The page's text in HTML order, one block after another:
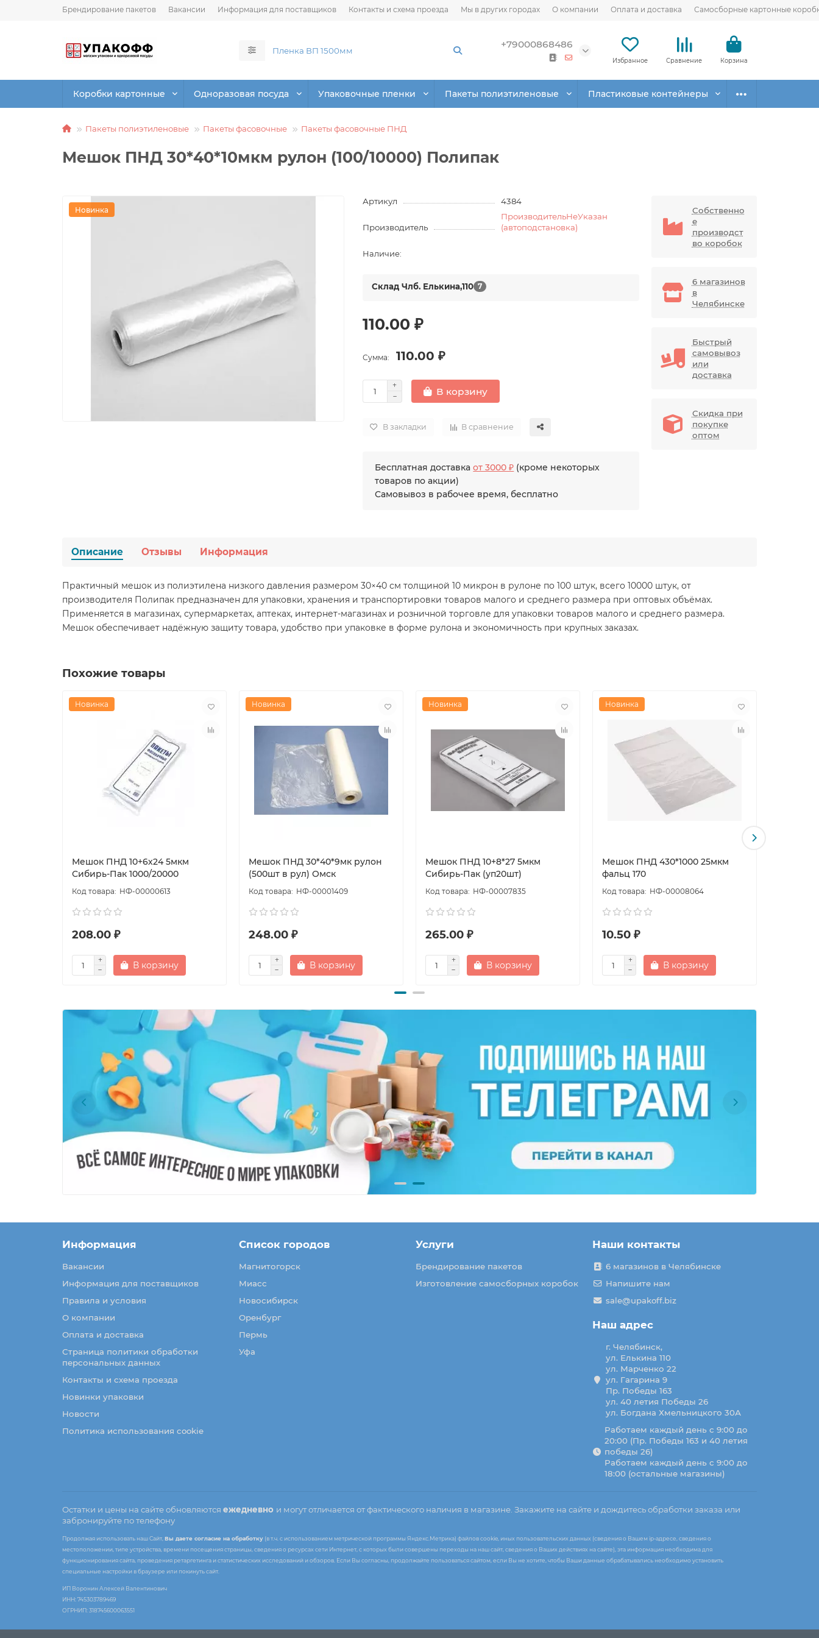
Брендирование пакетов Вакансии Информация для поставщиков Контакты и схема проезда Мы в других городах О компании Оплата и доставка Самосборные картонные
+79000868486
Избранное Сравнение Корзина
Коробки картонные Одноразовая посуда Упаковочные пленки Пакеты полиэтиленовые Пластиковые контейнеры
Пакеты полиэтиленовые Пакеты фасовочные Пакеты фасовочные ПНД
Мешок ПНД 30*40*10мкм рулон (100/10000) Полипак
Новинка
Артикул 4384
Производитель
ПроизводительНеУказан
(автоподстановка)
Наличие:
Склад Члб. Елькина,110 7
110.00 ₽
Сумма: 110.00 ₽
В корзину
В закладки В сравнение
Бесплатная доставкаот 3000 ₽ (кроме некоторых
товаров по акции)
Самовывоз в рабочее время, бесплатно
Собственно
е
производст
во коробок
6 магазинов
в
Челябинске
Быстрый
самовывоз
или
доставка
Скидка при
покупке
оптом
Описание Отзывы Информация
Практичный мешок из полиэтилена низкого давления размером 30×40 см толщиной 10 микрон в рулоне по 100 штук, всего 10000 штук, от
производителя Полипак предназначен для упаковки, хранения и транспортировки товаров малого и среднего размера при оптовых объёмах.
Применяется в магазинах, супермаркетах, аптеках, интернет-магазинах и розничной торговле для упаковки товаров малого и среднего размера.
Мешок обеспечивает надёжную защиту товара, удобство при упаковке в форме рулона и экономичность при крупных заказах.
Похожие товары
Новинка
Мешок ПНД 10+6х24 5мкм
Сибирь-Пак 1000/20000
НФ-00000613
208.00 ₽
В корзину
Новинка
Мешок ПНД 30*40*9мк рулон
(500шт в рул) Омск
НФ-00001409
248.00 ₽
В корзину
Новинка
Мешок ПНД 10+8*27 5мкм
Сибирь-Пак (уп20шт)
НФ-00007835
265.00 ₽
В корзину
Новинка
Мешок ПНД 430*1000 25мкм
фальц 170
НФ-00008064
10.50 ₽
В корзину
Информация
Вакансии
Информация для поставщиков
Правила и условия
О компании
Оплата и доставка
Страница политики обработки
персональных данных
Контакты и схема проезда
Новинки упаковки
Новости
Политика использования cookie
Список городов
Магнитогорск
Миасс
Новосибирск
Оренбург
Пермь
Уфа
Услуги
Брендирование пакетов
Изготовление самосборных коробок
Наши контакты
6 магазинов в Челябинске
Напишите нам
sale@upakoff.biz
Наш адрес
г. Челябинск,
ул. Елькина 110
ул. Марченко 22
ул. Гагарина 9
Пр. Победы 163
ул. 40 летия Победы 26
ул. Богдана Хмельницкого 30А
Работаем каждый день с 9:00 до
20:00 (Пр. Победы 163 и 40 летия
победы 26)
Работаем каждый день с 9:00 до
18:00 (остальные магазины)
Остатки и цены на сайте обновляются ежедневно и могут отличается от фактического наличия в магазине. Закажите на сайте и дождитесь обработки заказа или
забронируйте по телефону
Продолжая использовать наш Сайт,Вы даете согласие на обработку (в т.ч. с использованием метрической программы Яндекс.Метрика) файлов cookie, иных пользовательских данных (сведения о Вашем ip-адресе, сведения о
местоположении, типе устройства, времени посещения страницы, сведения о ресурсах сети Интернет, с которых были совершены переходы на наш сайт, сведения о Ваших действиях на сайте), эта информация необходима для
функционирования сайта, проведения ретаргетинга и статистических исследований и обзоров. Если Вы согласны, продолжайте пользоваться сайтом, если Вы не хотите, чтобы Ваши данные обрабатывались необходимо установить
специальные настройки в браузере или покинуть сайт.
ИП Воронин Алексей Валентинович
ИНН: 745303789469
ОГРНИП: 318745600063551